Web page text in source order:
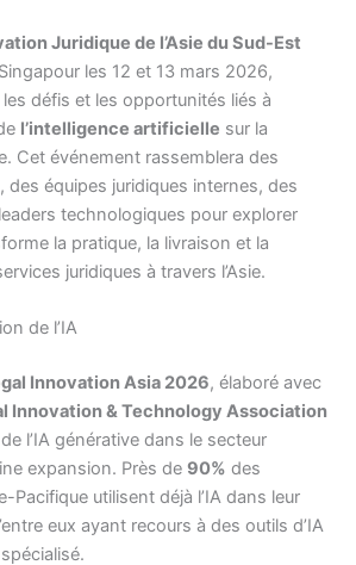
Juridique de l’Asie du Sud-Est
les 12 et 13 mars 2026,
défis et les opportunités liés à
l’intelligence artificielle sur la
Cet événement rassemblera des
des équipes juridiques internes, des
technologiques pour explorer
la pratique, la livraison et la
juridiques à travers l’Asie.
de l’IA
Innovation Asia 2026, élaboré avec
Innovation & Technology Association
l’IA générative dans le secteur
expansion. Près de 90% des
Pacifique utilisent déjà l’IA dans leur
eux ayant recours à des outils d’IA